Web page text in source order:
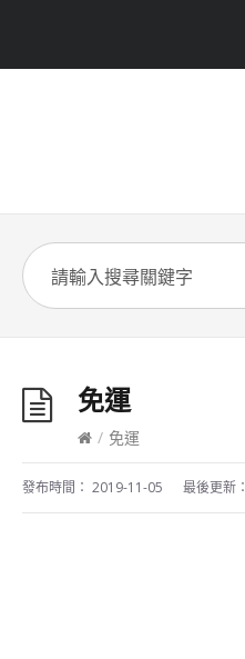
免運
/ 免運
發布時間： 2019-11-05 最後更新：